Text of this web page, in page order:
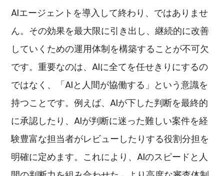
AIエージェントを導入して終わり、ではありませ
ん。その効果を最大限に引き出し、継続的に改善
していくための運用体制を構築することが不可欠
です。重要なのは、AIに全てを任せきりにするの
ではなく、「AIと人間が協働する」という意識を
持つことです。例えば、AIが下した判断を最終的
に承認したり、AIが判断に迷った難しい案件を経
験豊富な担当者がレビューしたりする役割分担を
明確に定めます。これにより、AIのスピードと人